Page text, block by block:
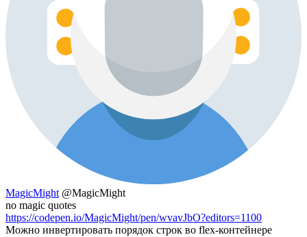
MagicMight @MagicMight
no magic quotes
https://codepen.io/MagicMight/pen/wvavJbO?editors=1100
Можно инвертировать порядок строк во flex-контейнере